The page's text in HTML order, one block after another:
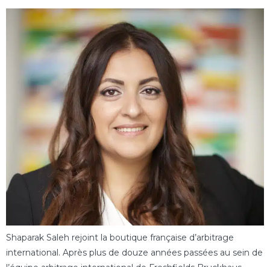
Shaparak Saleh rejoint la boutique française d’arbitrage
international. Après plus de douze années passées au sein de